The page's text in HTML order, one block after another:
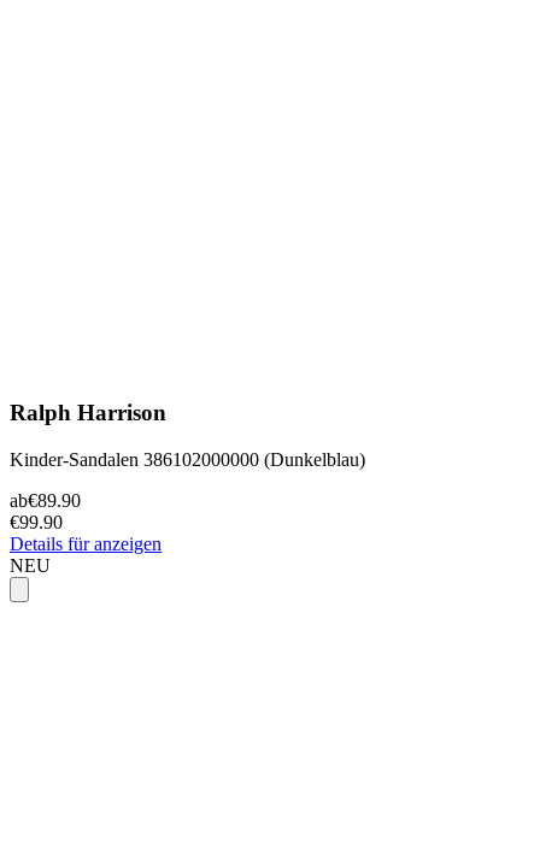
Ralph Harrison
Kinder-Sandalen 386102000000 (Dunkelblau)
ab€89.90
€99.90
Details für anzeigen
NEU